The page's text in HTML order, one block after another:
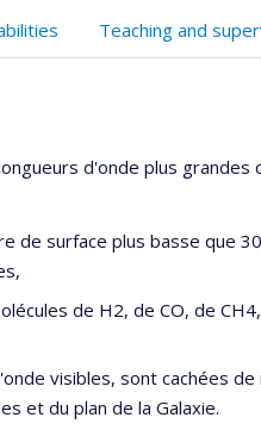
(faculté,département,école)
Teaching and
d'onde plus
de surface plus basse que
de H2, de CO, de
visibles, sont cachées
et du plan de la Galaxie.